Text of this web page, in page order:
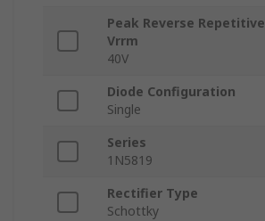
Peak Reverse
Vrrm
40V
Diode Configuration
Single
Series
1N5819
Rectifier Type
Schottky